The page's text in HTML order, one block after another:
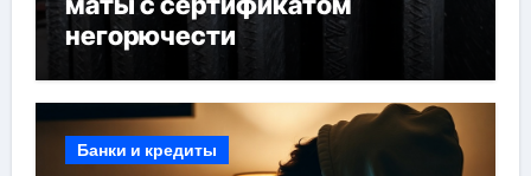
негорючести
Банки и кредиты